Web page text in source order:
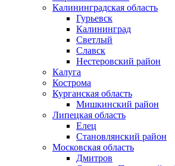
Калининградская область
Гурьевск
Калининград
Светлый
Славск
Нестеровский район
Калуга
Кострома
Курганская область
Мишкинский район
Липецкая область
Елец
Становлянский район
Московская область
Дмитров